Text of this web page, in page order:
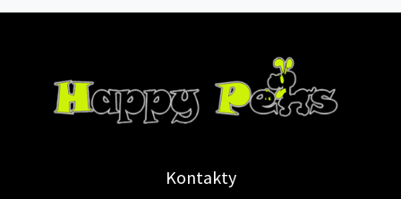
Kontakty